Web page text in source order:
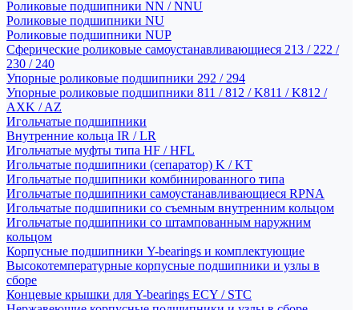
Роликовые подшипники NN / NNU
Роликовые подшипники NU
Роликовые подшипники NUP
Сферические роликовые самоустанавливающиеся 213 / 222 /
230 / 240
Упорные роликовые подшипники 292 / 294
Упорные роликовые подшипники 811 / 812 / K811 / K812 /
AXK / AZ
Игольчатые подшипники
Внутренние кольца IR / LR
Игольчатые муфты типа HF / HFL
Игольчатые подшипники (сепаратор) K / KT
Игольчатые подшипники комбинированного типа
Игольчатые подшипники самоустанавливающиеся RPNA
Игольчатые подшипники со съемным внутренним кольцом
Игольчатые подшипники со штампованным наружним
кольцом
Корпусные подшипники Y-bearings и комплектующие
Высокотемпературные корпусные подшипники и узлы в
сборе
Концевые крышки для Y-bearings ECY / STC